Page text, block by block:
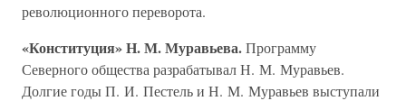
революционного переворота.
«Конституция» Н. М. Муравьева.Программу
Северного общества разрабатывал Н. М. Муравьев.
Долгие годы П. И. Пестель и Н. М. Муравьев выступали